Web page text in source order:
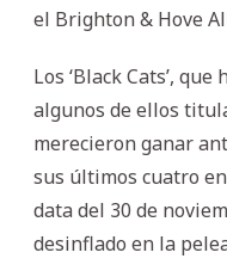
el Brighton & Hove
Los ‘Black Cats’,
algunos de ellos
merecieron ganar
sus últimos cuatro
data del 30 de
desinflado en la